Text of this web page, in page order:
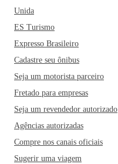
Unida
ES Turismo
Expresso Brasileiro
Cadastre seu ônibus
Seja um motorista parceiro
Fretado para empresas
Seja um revendedor autorizado
Agências autorizadas
Compre nos canais oficiais
Sugerir uma viagem